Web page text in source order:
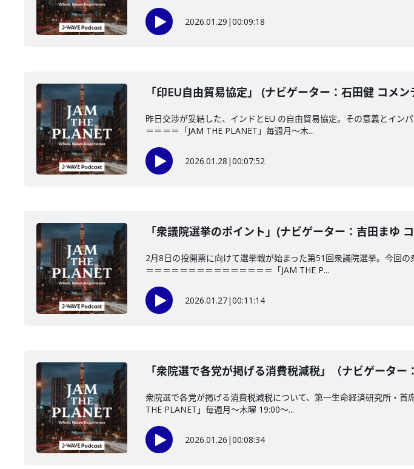
2026.01.29 |00:09:18
「印EU自由貿易協定」 (ナビゲーター：石田健 コメ
昨日交渉が妥結した、インドとEU の自由貿易協定。その意義とイン
＝＝＝＝「JAM THE PLANET」毎週月～木...
2026.01.28 |00:07:52
「衆議院選挙のポイント」(ナビゲーター：吉田まゆ
2月8日の投開票に向けて選挙戦が始まった第51回衆議院選挙。今回
＝＝＝＝＝＝＝＝＝＝＝＝＝＝＝「JAM THE P...
2026.01.27|00:11:14
「衆院選で各党が掲げる消費税減税」（ナビゲータ
衆院選で各党が掲げる消費税減税について、第一生命経済研究所・
THE PLANET」毎週月～木曜 19:00～...
2026.01.26 |00:08:34